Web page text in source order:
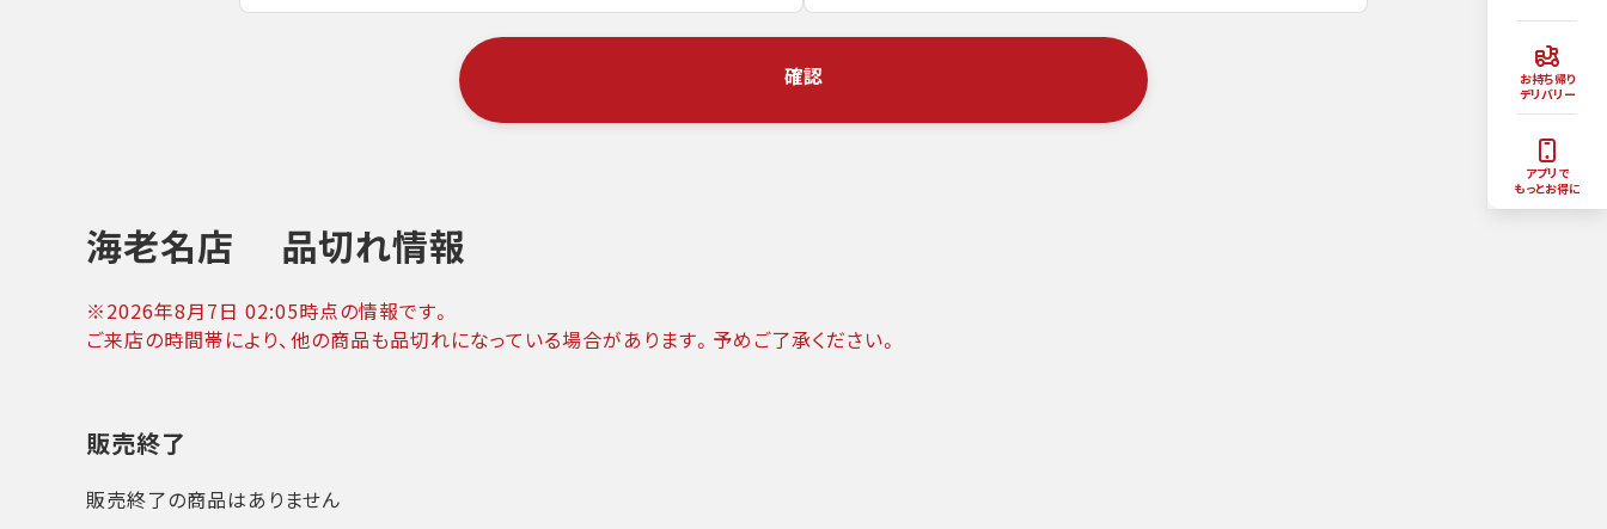
お持ち帰り
デリバリー
アプリで
もっとお得に
確認
海老名店 品切れ情報
※2026年8月7日 02:05時点の情報です。
ご来店の時間帯により、他の商品も品切れになっている場合があります。予めご了承ください。
販売終了
販売終了の商品はありません